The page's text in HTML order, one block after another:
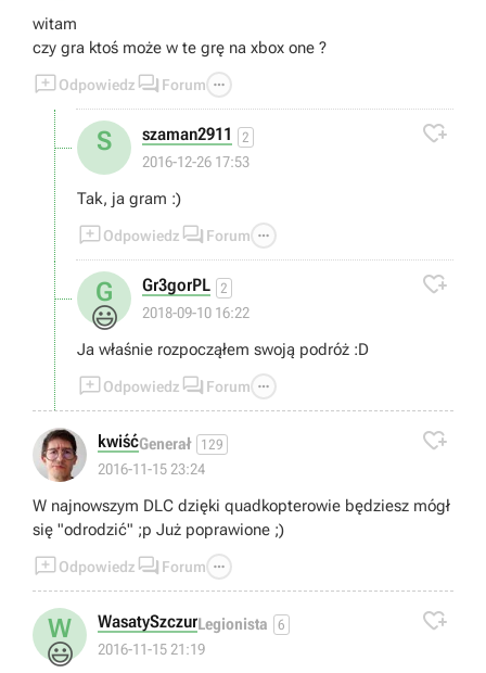
witam
czy gra ktoś może w te grę na xbox one ?
Odpowiedz  Forum 
S szaman2911 2
2016-12-26 17:53

Tak, ja gram :)
Odpowiedz  Forum 
G
😃
Gr3gorPL 2
2018-09-10 16:22

Ja właśnie rozpocząłem swoją podróż :D
Odpowiedz  Forum 
kwiśćGenerał 129
2016-11-15 23:24

W najnowszym DLC dzięki quadkopterowie będziesz mógł
się "odrodzić" ;p Już poprawione ;)
Odpowiedz  Forum 
W
😃
WasatySzczurLegionista 6
2016-11-15 21:19
